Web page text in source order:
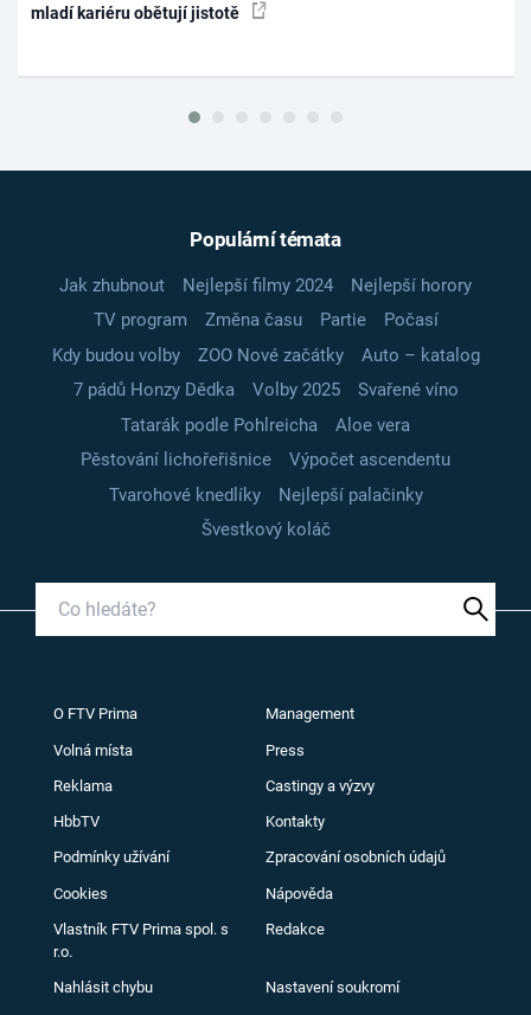
mladí kariéru obětují jistotě
Populární témata
Jak zhubnout Nejlepší filmy 2024
Nejlepší horory
TV program
Změna času Partie
Počasí
Kdy budou volby
ZOO Nové začátky
Auto – katalog
7 pádů Honzy Dědka
Volby 2025
Svařené víno
Tatarák podle Pohlreicha
Aloe vera
Pěstování lichořeřišnice
Výpočet ascendentu
Tvarohové knedlíky
Nejlepší palačinky
Švestkový koláč
O FTV Prima Management
Volná místa Press
Reklama Castingy a výzvy
HbbTV Kontakty
Podmínky užívání Zpracování osobních údajů
Cookies Nápověda
Vlastník FTV Prima spol. s
r.o.
Redakce
Nahlásit chybu Nastavení soukromí